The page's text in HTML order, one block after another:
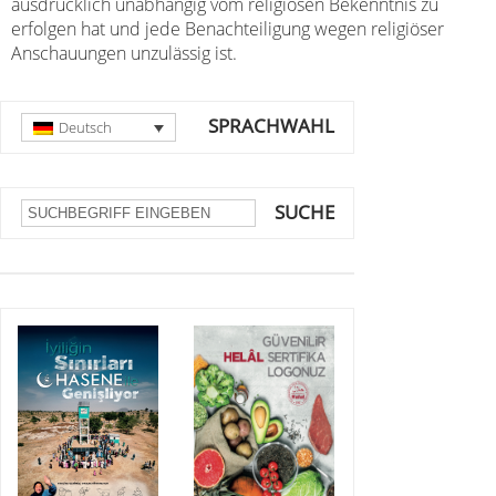
erfolgen hat und jede Benachteiligung wegen religiöser
Anschauungen unzulässig ist.
SPRACHWAHL
Deutsch
SUCHE